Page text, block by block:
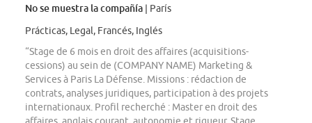
No se muestra la compañía | París
Prácticas, Legal, Francés, Inglés
“Stage de 6 mois en droit des affaires (acquisitions-
cessions) au sein de (COMPANY NAME) Marketing &
Services à Paris La Défense. Missions : rédaction de
contrats, analyses juridiques, participation à des projets
internationaux. Profil recherché : Master en droit des